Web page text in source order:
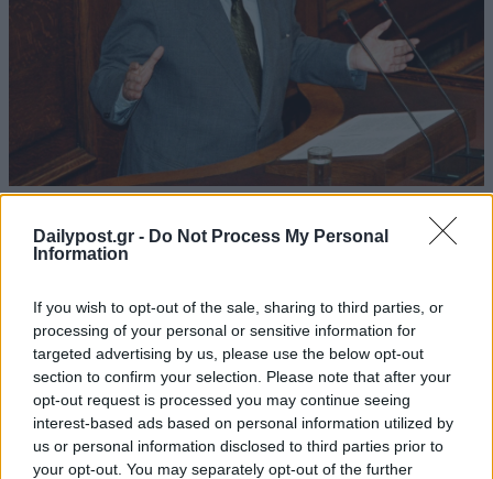
Dailypost.gr - Do Not Process My Personal
Information
If you wish to opt-out of the sale, sharing to third parties, or
processing of your personal or sensitive information for
targeted advertising by us, please use the below opt-out
section to confirm your selection. Please note that after your
opt-out request is processed you may continue seeing
interest-based ads based on personal information utilized by
us or personal information disclosed to third parties prior to
your opt-out. You may separately opt-out of the further